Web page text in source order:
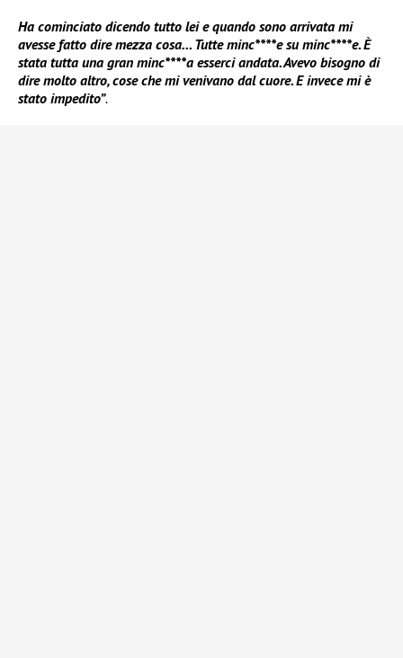
Ha cominciato dicendo tutto lei e quando sono arrivata mi
avesse fatto dire mezza cosa… Tutte minc****e su minc****e. È
stata tutta una gran minc****a esserci andata. Avevo bisogno di
dire molto altro, cose che mi venivano dal cuore. E invece mi è
stato impedito”.